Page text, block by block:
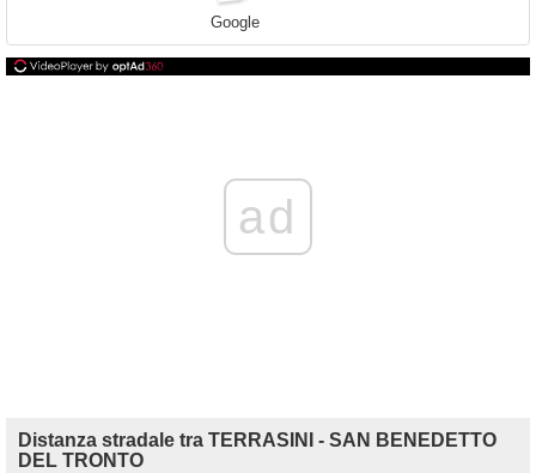
Google
ad
Distanza stradale tra TERRASINI - SAN BENEDETTO
DEL TRONTO